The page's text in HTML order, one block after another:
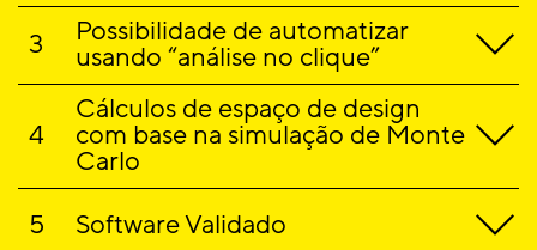
Possibilidade de automatizar
usando “análise no clique”
Cálculos de espaço de design
com base na simulação de Monte
Carlo
Software Validado